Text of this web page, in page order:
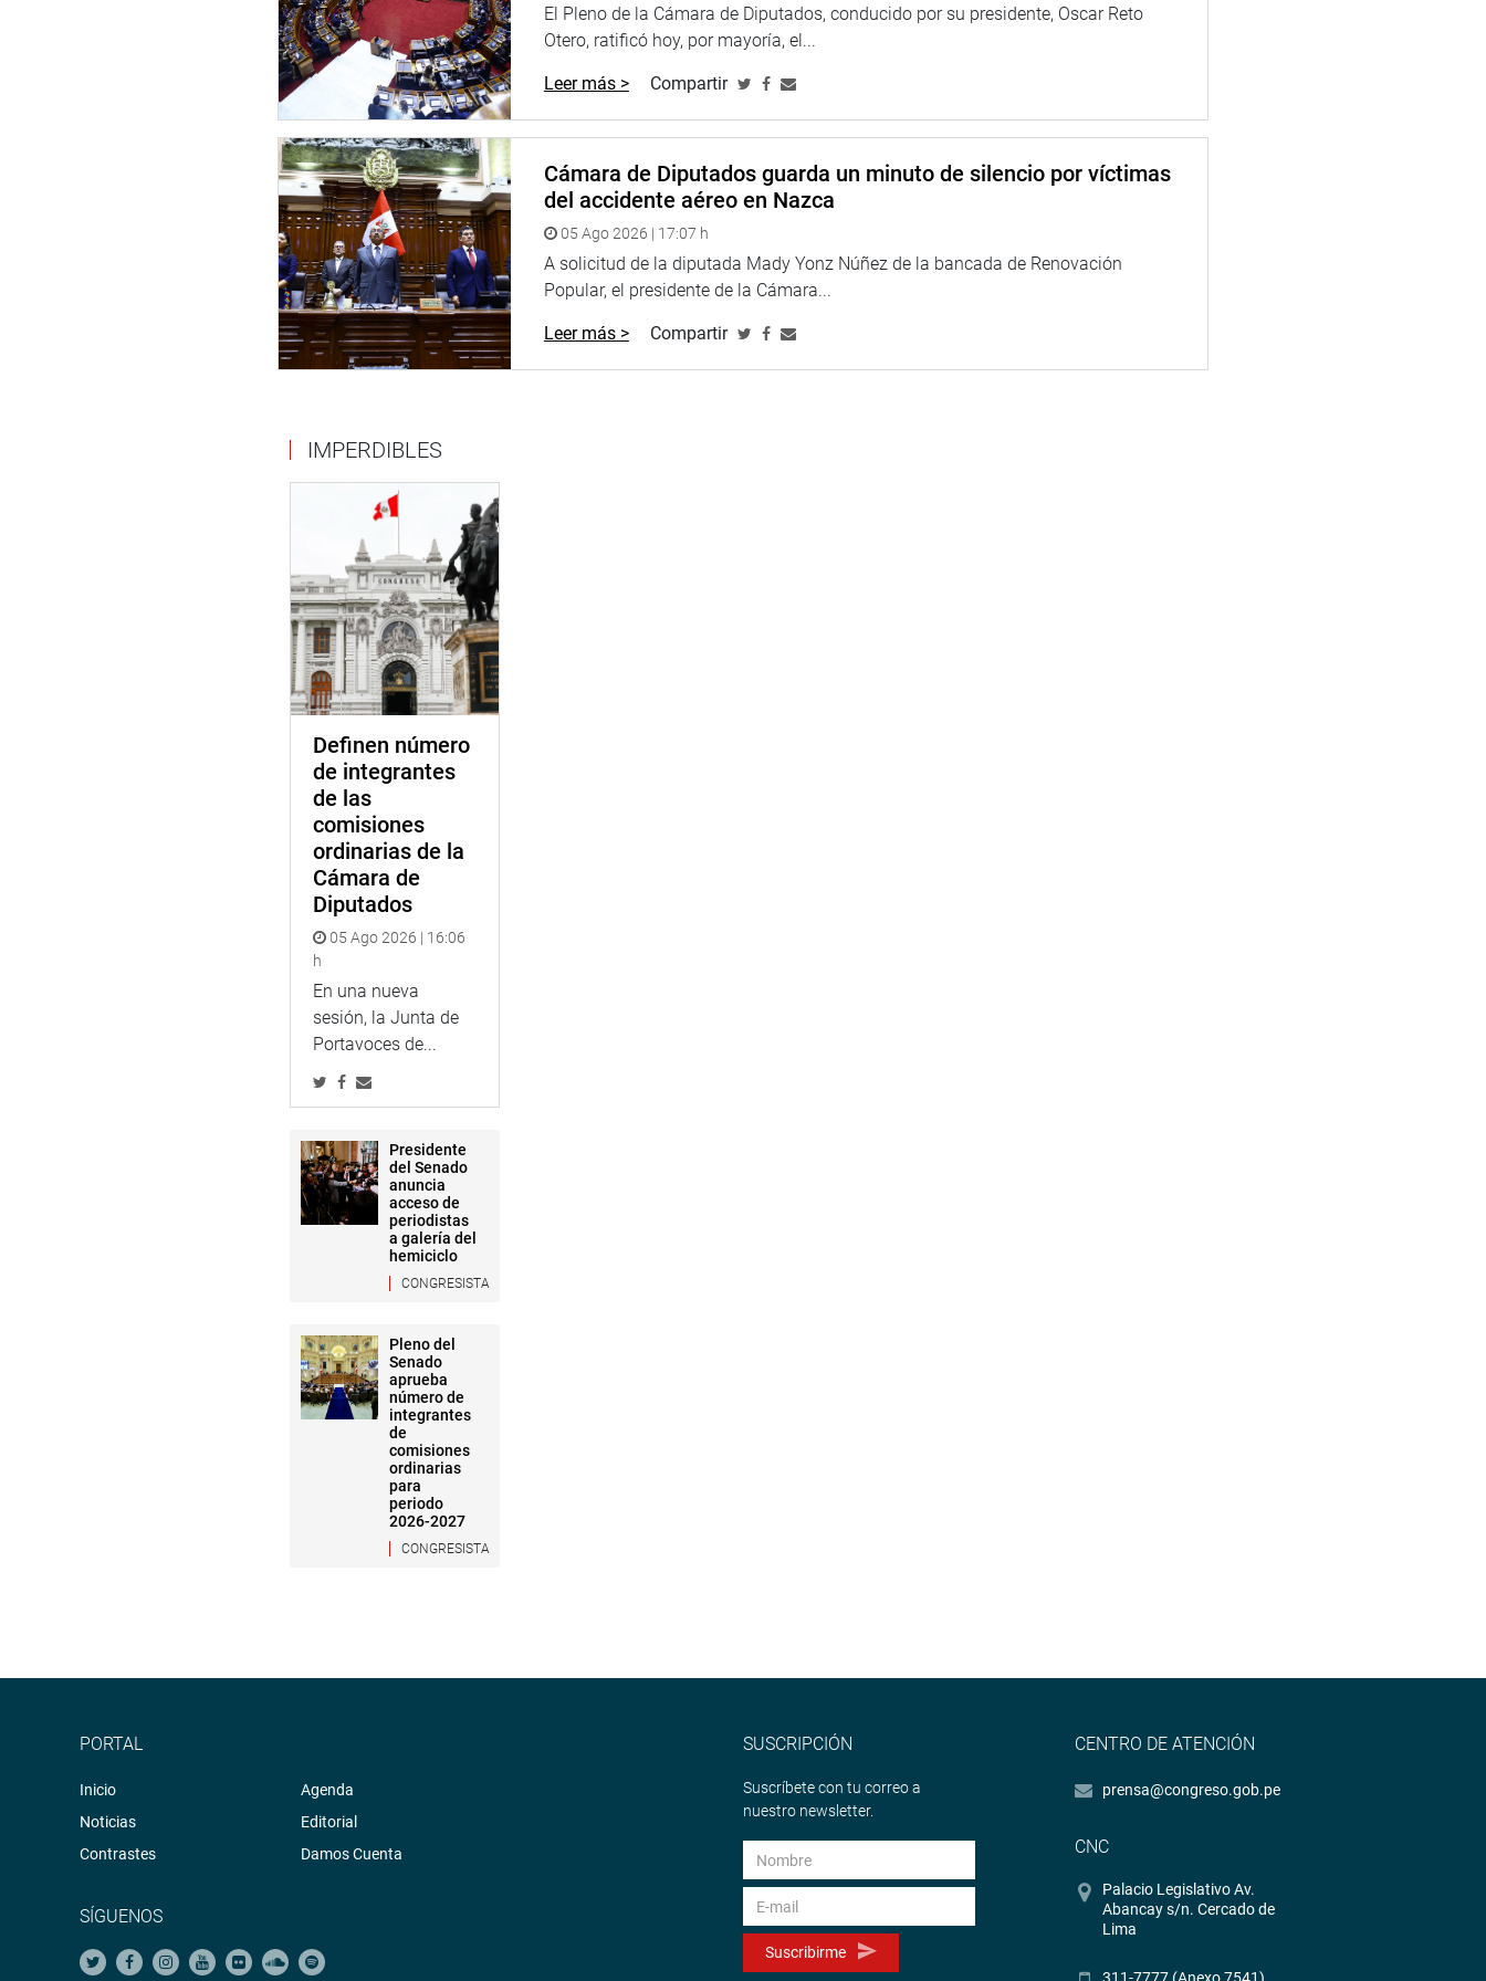
Participaron del debate los congresistas Segundo Quiroz Barboza (BMCN), Edwin Martínez Talavera (NoA),
Esdras Medina Minaya (UyD), Guido Bellido Ugarte (PB), Francis Paredes Castro (PP), Paul Gutiérrez Ticona
(BMCN), Héctor Valer Pinto (SP), entre otros, quienes coincidieron en respaldar la propuesta y hacer justicia con
este importante actor del sistema educativo.
OFICINA DE COMUNICACIONES E IMAGEN INSTITUCIONAL
El Pleno de la Cámara de Diputados, conducido por su presidente, Oscar Reto
Otero, ratificó hoy, por mayoría, el...
Leer más > Compartir
Cámara de Diputados guarda un minuto de silencio por víctimas
del accidente aéreo en Nazca
05 Ago 2026 | 17:07 h
A solicitud de la diputada Mady Yonz Núñez de la bancada de Renovación
Popular, el presidente de la Cámara...
Leer más > Compartir
IMPERDIBLES
Definen número
de integrantes
de las
comisiones
ordinarias de la
Cámara de
Diputados
05 Ago 2026 | 16:06
h
En una nueva
sesión, la Junta de
Portavoces de...
Presidente
del Senado
anuncia
acceso de
periodistas
a galería del
hemiciclo
CONGRESISTA
Pleno del
Senado
aprueba
número de
integrantes
de
comisiones
ordinarias
para
periodo
2026-2027
CONGRESISTA
PORTAL
Inicio
Noticias
Contrastes
Agenda
Editorial
Damos Cuenta
SÍGUENOS
SUSCRIPCIÓN
Suscríbete con tu correo a
nuestro newsletter.
Suscribirme
CENTRO DE ATENCIÓN
prensa@congreso.gob.pe
CNC
Palacio Legislativo Av.
Abancay s/n. Cercado de
Lima